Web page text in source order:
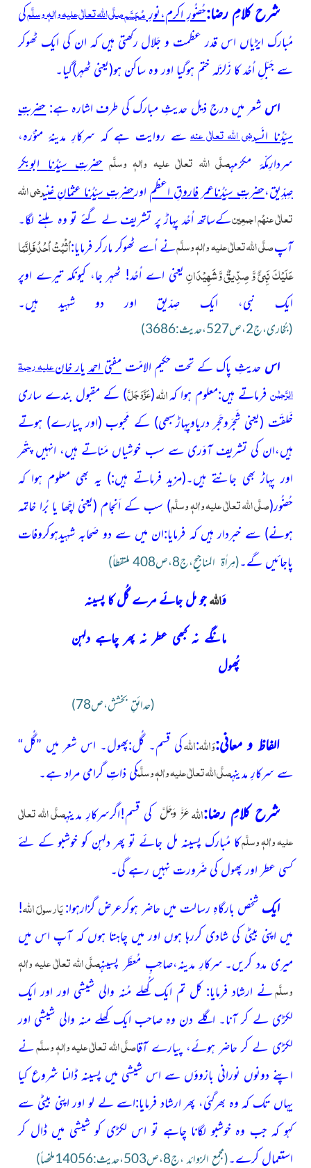
شرح کلامِ رضا:حُضُورِ اکرم،نورِمُجَسَّمصلَّی اللّٰہ تعالٰی علیہ واٰلہٖ وسلَّمکی
مُبارک ایڑیاں اس قدر عظمت و جَلال رکھتی ہیں کہ ان کی ایک ٹھوکر
سے جَبَلِ اُحُد کا زَلزَلہ ختم ہوگیا اور وہ ساکن ہو(یعنی ٹھہر)گیا۔
اس شعر میں درج ذیل حدیثِ مبارک کی طرف اشارہ ہے: حضرتِ
سیِّدُنا انَسرضی اللّٰہ تعالٰی عنہسے روایت ہے کہ سرکارِ مدینۂ منوَّرہ،
سردارِمکّۂ مکرّمہصلَّی اللّٰہ تعالٰی علیہ واٰلہٖ وسلَّم حضرتِ سیِّدُنا ابوبکر
صِدِّیق،حضرتِ سیِّدُناعمر فاروقِ اعظم اورحضرتِ سیِّدُنا عثمانِ غنیرضی اللّٰہ
تعالٰی عنہُم اجمعِینکےساتھ اُحُد پہاڑ پر تشریف لے گئے تو وہ ہلنے لگا۔
آپصلَّی اللّٰہ تعالٰی علیہ واٰلہٖ وسلَّمنے اُسے ٹھوکر مارکر فرمایا:اُثْبُتْ اُحُدُ فَاِنَّمَا
عَلَیْكَ نَبِیٌّ وَّ صِدِّیقٌ وَّشَہِیْدَانِیعنی اے اُحُد! ٹھہر جا، کیونکہ تیرے اوپر
ایک نبی، ایک صِدّیق اور دو شہید ہیں۔
(بُخاری،ج2،ص527،حدیث:3686)
اس حدیثِ پاک کے تحت حکیم الامّتمفتی احمد یار خانعلیہ رحمۃ
الرَّحمٰن فرماتے ہیں:معلوم ہوا کہاللہ(عَزَّوَجَلَّ) کے مقبول بندے ساری
خَلقَت (یعنی شَجَروحَجر دریاوپہاڑسبھی) کے مَحبوب (اور پیارے) ہوتے
ہیں،ان کی تشریف آوَری سے سب خوشیاں مَناتے ہیں، انہیں پتّھر
اور پہاڑ بھی جانتے ہیں۔(مزید فرماتے ہیں:) یہ بھی معلوم ہوا کہ
حُضُور(صلَّی اللّٰہ تعالٰی علیہ واٰلہٖ وسلَّم) سب کے اَنجام (یعنی اچّھا یا بُرا خاتِمہ
ہونے)سے خبردار ہیں کہ فرمایا:ان میں سے دو صَحابہ شہیدہوکروفات
پاجائیں گے۔(مِراٰۃ المناجیح،ج8،ص408 ملتقطاً)
وَاللہجو مل جائے مرے گُل کا پسینہ
مانگے نہ کبھی عطر نہ پھر چاہے دلہن
پُھول
(حدائقِ بخشش،ص78)
الفاظ و معانی:وَاللہ:اللہکی قسم۔ گُل:پھول۔ اس شعر میں ”گُل“
سے سرکارِ مدینہصلَّی اللّٰہ تعالٰی علیہ واٰلہٖ وسلَّمکی ذاتِ گرامی مراد ہے۔
شرح کلامِ رضا:اللہعَزَّ وَجَلَّ کی قسم!اگرسرکارِ مدینہصلَّی اللّٰہ تعالٰی
علیہ واٰلہٖ وسلَّمکا مُبارک پسینہ مل جائے تو پھر دلہن کو خوشبو کے لئے
کسی عطر اور پھول کی ضَرورت نہیں رہے گی۔
ایک شخص بارگاہِ رسالت میں حاضر ہوکرعرض گزارہوا:یَارسولَاللہ!
میں اپنی بیٹی کی شادی کررہا ہوں اور میں چاہتا ہوں کہ آپ اس میں
میری مدد کریں۔ سرکارِ مدینہ،صاحِبِمُعطَّر پسینہصلَّی اللّٰہ تعالٰی علیہ واٰلہٖ
وسلَّمنے ارشاد فرمایا: کل تم ایککُھلے مُنہ والی شیشی اور اور ایک
لکڑی لے کر آنا۔ اگلے دن وہ صاحب ایک کھلے منہ والی شیشی اور
لکڑی لے کر حاضر ہوئے، پیارے آقاصلَّی اللّٰہ تعالٰی علیہ واٰلہٖ وسلَّمنے
اپنے دونوں نورانی بازوؤں سے اس شیشی میں پسینہ ڈالنا شروع کیا
یہاں تک کہ وہ بھرگئی، پھر ارشاد فرمایا:اسے لے لو اور اپنی بیٹی سے
کہو کہ جب وہ خوشبو لگانا چاہے تو اس لکڑی کو شیشی میں ڈال کر
استعمال کرے۔(مجمع الزوائد ،ج8،ص503،حدیث:14056ملخصاً)